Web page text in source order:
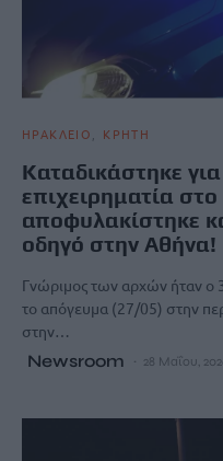
ΗΡΑΚΛΕΙΟ ΚΡΗΤΗ
Καταδικάστηκε
επιχειρηματία
αποφυλακίστηκε
οδηγό στην Αθήνα!
Γνώριμος των αρχών ήταν ο
το απόγευμα (27/05) στην
στην…
Newsroom 28 Μαΐου,